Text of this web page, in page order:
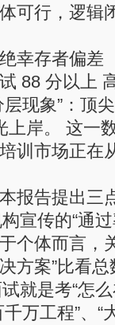
可行，逻辑
幸存者偏差
88 分以上
现象”：顶
岸。 这一
训市场正在
报告提出三
宣传的“通
个体而言，
方案”比看
就是考“怎
万工程”、“